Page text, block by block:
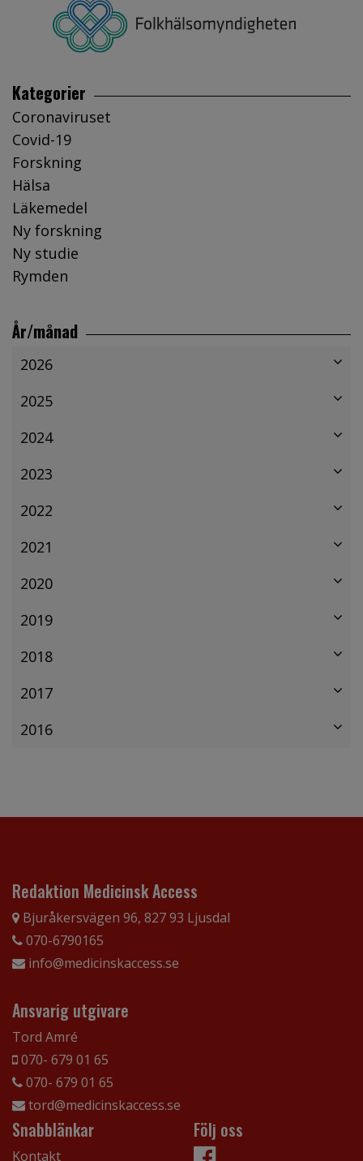
Kategorier
Coronaviruset
Covid-19
Forskning
Hälsa
Läkemedel
Ny forskning
Ny studie
Rymden
År/månad
2026
2025
2024
2023
2022
2021
2020
2019
2018
2017
2016
Redaktion Medicinsk Access
Bjuråkersvägen 96, 827 93 Ljusdal
070-6790165
info@medicinskaccess.se
Ansvarig utgivare
Tord Amré
070- 679 01 65
070- 679 01 65
tord@medicinskaccess.se
Snabblänkar
Kontakt
Följ oss